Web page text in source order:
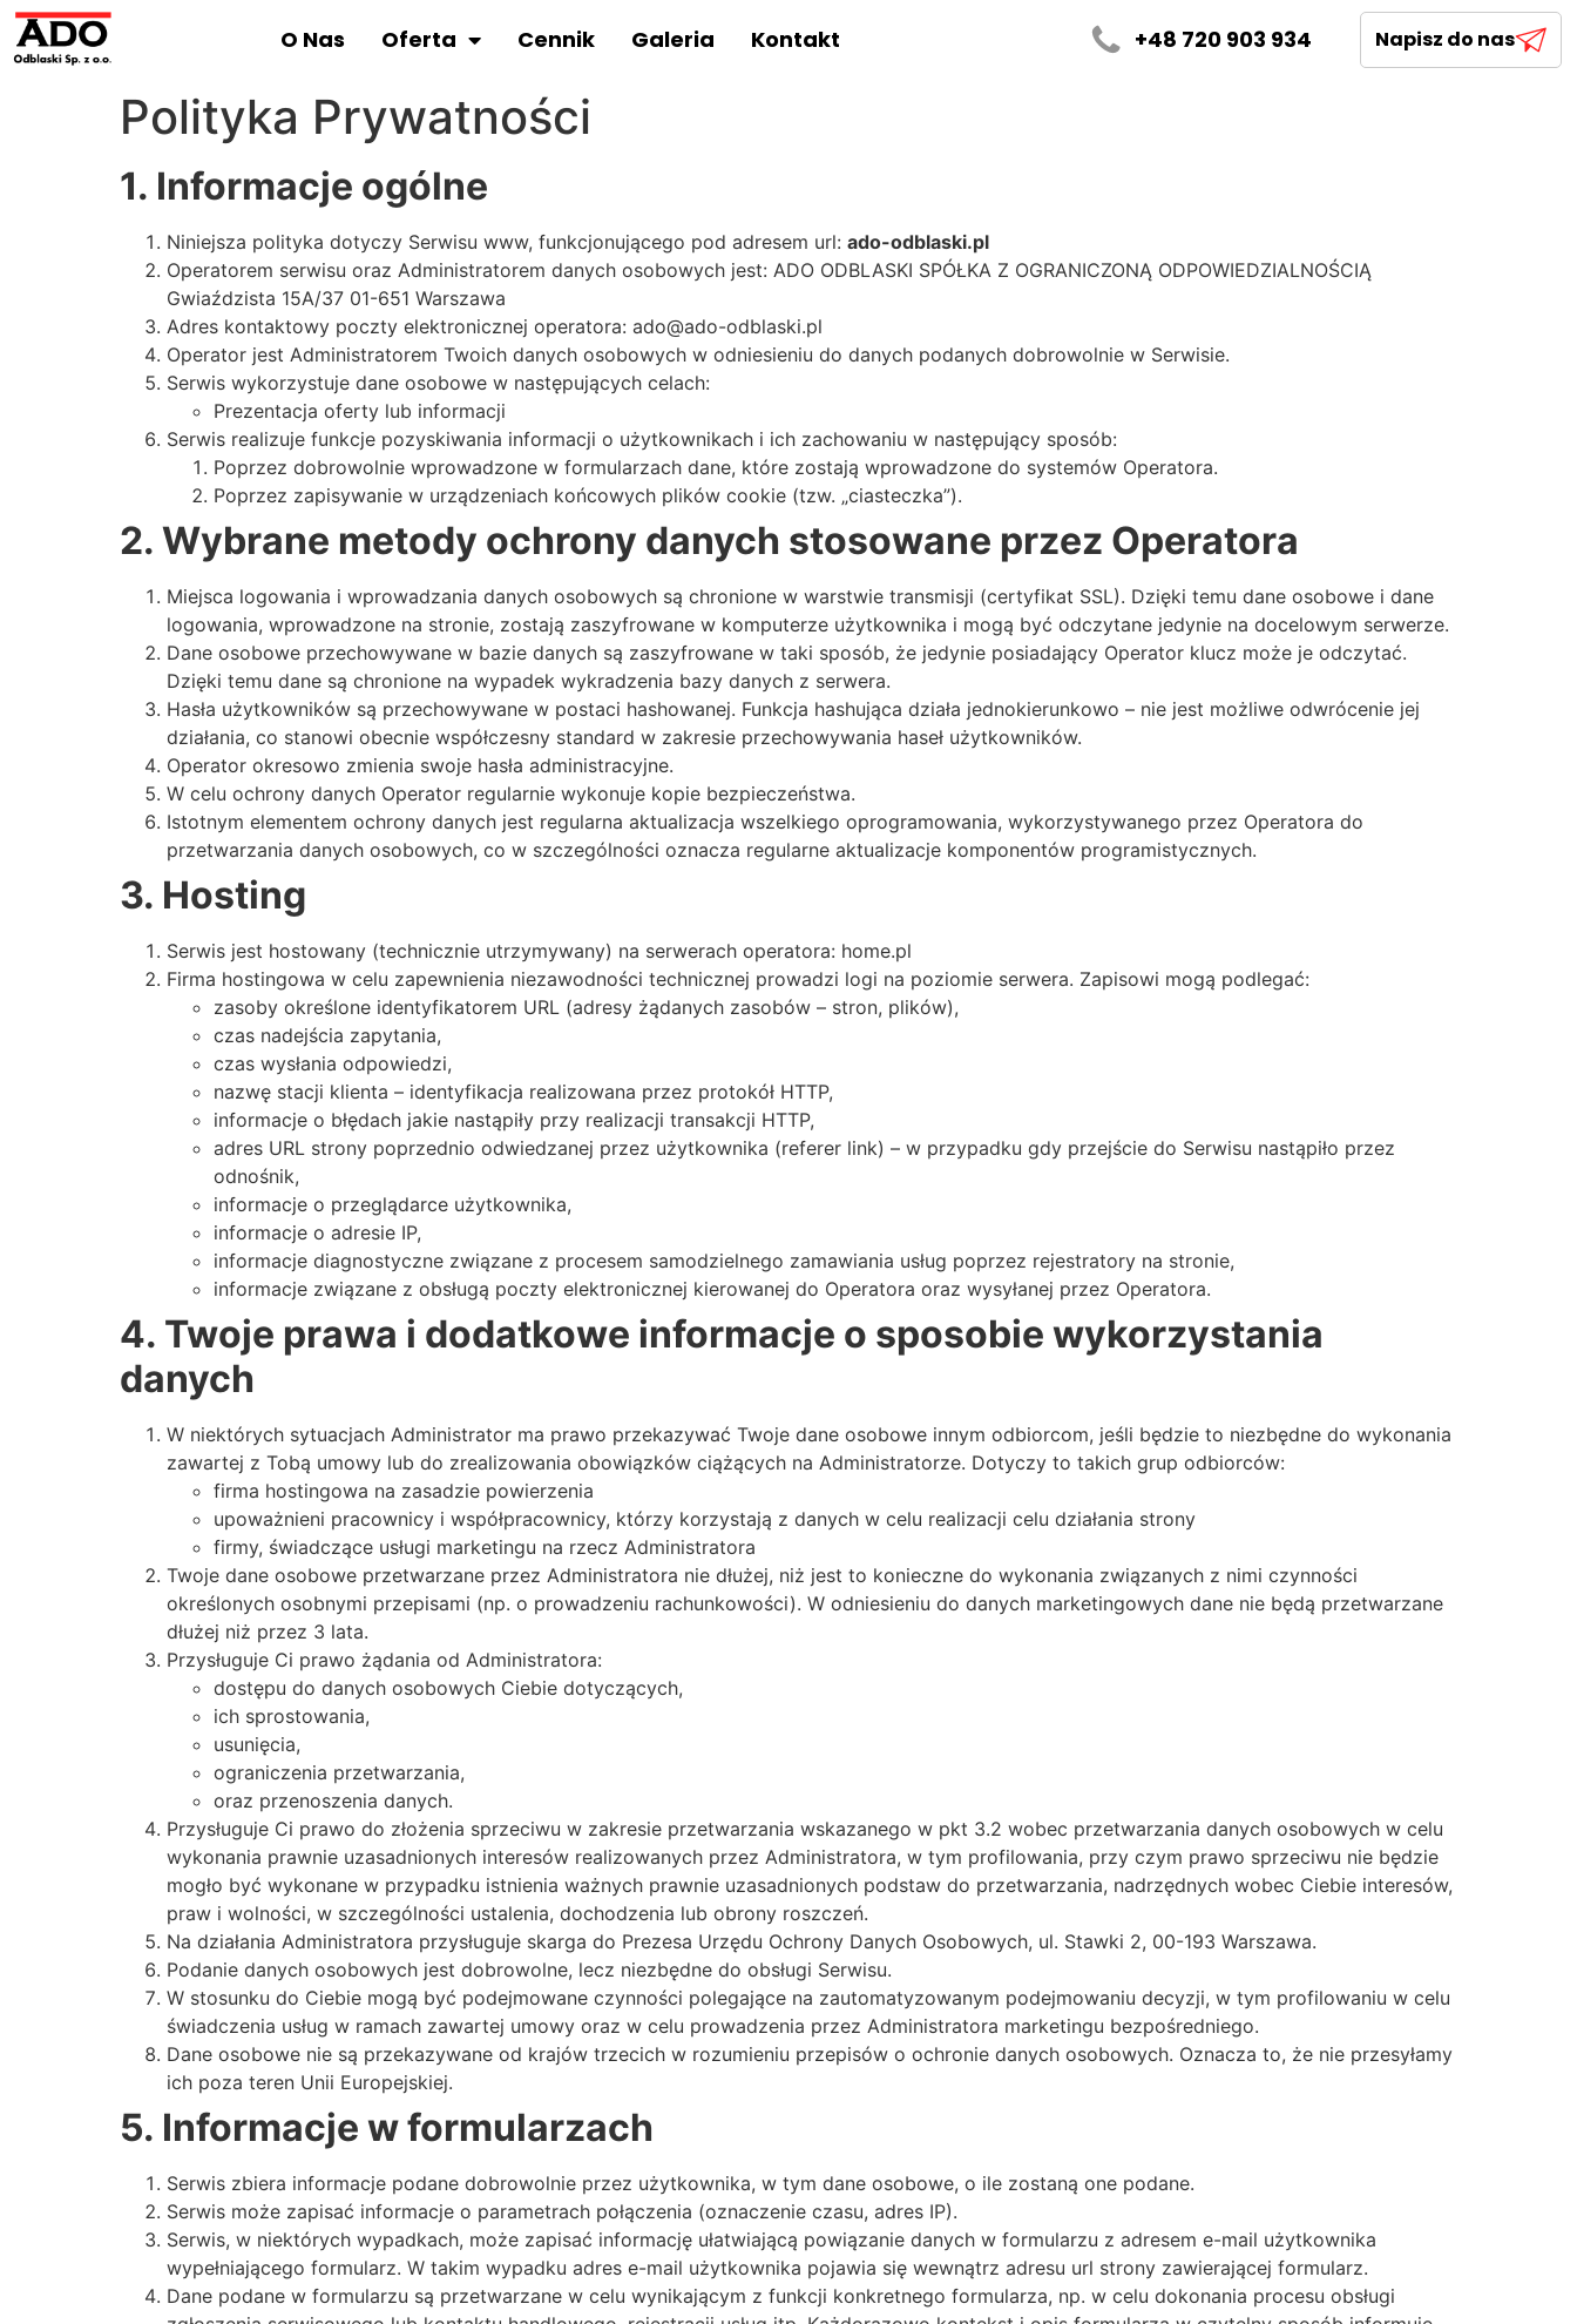
O Nas Oferta Cennik Galeria Kontakt +48 720 903 934 Napisz do nas
Polityka Prywatności
1. Informacje ogólne
Niniejsza polityka dotyczy Serwisu www, funkcjonującego pod adresem url: ado-odblaski.pl
Operatorem serwisu oraz Administratorem danych osobowych jest: ADO ODBLASKI SPÓŁKA Z OGRANICZONĄ ODPOWIEDZIALNOŚCIĄ
Gwiaździsta 15A/37 01-651 Warszawa
Adres kontaktowy poczty elektronicznej operatora: ado@ado-odblaski.pl
Operator jest Administratorem Twoich danych osobowych w odniesieniu do danych podanych dobrowolnie w Serwisie.
Serwis wykorzystuje dane osobowe w następujących celach:
Prezentacja oferty lub informacji
Serwis realizuje funkcje pozyskiwania informacji o użytkownikach i ich zachowaniu w następujący sposób:
Poprzez dobrowolnie wprowadzone w formularzach dane, które zostają wprowadzone do systemów Operatora.
Poprzez zapisywanie w urządzeniach końcowych plików cookie (tzw. „ciasteczka”).
2. Wybrane metody ochrony danych stosowane przez Operatora
Miejsca logowania i wprowadzania danych osobowych są chronione w warstwie transmisji (certyfikat SSL). Dzięki temu dane osobowe i dane
logowania, wprowadzone na stronie, zostają zaszyfrowane w komputerze użytkownika i mogą być odczytane jedynie na docelowym serwerze.
Dane osobowe przechowywane w bazie danych są zaszyfrowane w taki sposób, że jedynie posiadający Operator klucz może je odczytać.
Dzięki temu dane są chronione na wypadek wykradzenia bazy danych z serwera.
Hasła użytkowników są przechowywane w postaci hashowanej. Funkcja hashująca działa jednokierunkowo – nie jest możliwe odwrócenie jej
działania, co stanowi obecnie współczesny standard w zakresie przechowywania haseł użytkowników.
Operator okresowo zmienia swoje hasła administracyjne.
W celu ochrony danych Operator regularnie wykonuje kopie bezpieczeństwa.
Istotnym elementem ochrony danych jest regularna aktualizacja wszelkiego oprogramowania, wykorzystywanego przez Operatora do
przetwarzania danych osobowych, co w szczególności oznacza regularne aktualizacje komponentów programistycznych.
3. Hosting
Serwis jest hostowany (technicznie utrzymywany) na serwerach operatora: home.pl
Firma hostingowa w celu zapewnienia niezawodności technicznej prowadzi logi na poziomie serwera. Zapisowi mogą podlegać:
zasoby określone identyfikatorem URL (adresy żądanych zasobów – stron, plików),
czas nadejścia zapytania,
czas wysłania odpowiedzi,
nazwę stacji klienta – identyfikacja realizowana przez protokół HTTP,
informacje o błędach jakie nastąpiły przy realizacji transakcji HTTP,
adres URL strony poprzednio odwiedzanej przez użytkownika (referer link) – w przypadku gdy przejście do Serwisu nastąpiło przez
odnośnik,
informacje o przeglądarce użytkownika,
informacje o adresie IP,
informacje diagnostyczne związane z procesem samodzielnego zamawiania usług poprzez rejestratory na stronie,
informacje związane z obsługą poczty elektronicznej kierowanej do Operatora oraz wysyłanej przez Operatora.
4. Twoje prawa i dodatkowe informacje o sposobie wykorzystania
danych
W niektórych sytuacjach Administrator ma prawo przekazywać Twoje dane osobowe innym odbiorcom, jeśli będzie to niezbędne do wykonania
zawartej z Tobą umowy lub do zrealizowania obowiązków ciążących na Administratorze. Dotyczy to takich grup odbiorców:
firma hostingowa na zasadzie powierzenia
upoważnieni pracownicy i współpracownicy, którzy korzystają z danych w celu realizacji celu działania strony
firmy, świadczące usługi marketingu na rzecz Administratora
Twoje dane osobowe przetwarzane przez Administratora nie dłużej, niż jest to konieczne do wykonania związanych z nimi czynności
określonych osobnymi przepisami (np. o prowadzeniu rachunkowości). W odniesieniu do danych marketingowych dane nie będą przetwarzane
dłużej niż przez 3 lata.
Przysługuje Ci prawo żądania od Administratora:
dostępu do danych osobowych Ciebie dotyczących,
ich sprostowania,
usunięcia,
ograniczenia przetwarzania,
oraz przenoszenia danych.
Przysługuje Ci prawo do złożenia sprzeciwu w zakresie przetwarzania wskazanego w pkt 3.2 wobec przetwarzania danych osobowych w celu
wykonania prawnie uzasadnionych interesów realizowanych przez Administratora, w tym profilowania, przy czym prawo sprzeciwu nie będzie
mogło być wykonane w przypadku istnienia ważnych prawnie uzasadnionych podstaw do przetwarzania, nadrzędnych wobec Ciebie interesów,
praw i wolności, w szczególności ustalenia, dochodzenia lub obrony roszczeń.
Na działania Administratora przysługuje skarga do Prezesa Urzędu Ochrony Danych Osobowych, ul. Stawki 2, 00-193 Warszawa.
Podanie danych osobowych jest dobrowolne, lecz niezbędne do obsługi Serwisu.
W stosunku do Ciebie mogą być podejmowane czynności polegające na zautomatyzowanym podejmowaniu decyzji, w tym profilowaniu w celu
świadczenia usług w ramach zawartej umowy oraz w celu prowadzenia przez Administratora marketingu bezpośredniego.
Dane osobowe nie są przekazywane od krajów trzecich w rozumieniu przepisów o ochronie danych osobowych. Oznacza to, że nie przesyłamy
ich poza teren Unii Europejskiej.
5. Informacje w formularzach
Serwis zbiera informacje podane dobrowolnie przez użytkownika, w tym dane osobowe, o ile zostaną one podane.
Serwis może zapisać informacje o parametrach połączenia (oznaczenie czasu, adres IP).
Serwis, w niektórych wypadkach, może zapisać informację ułatwiającą powiązanie danych w formularzu z adresem e-mail użytkownika
wypełniającego formularz. W takim wypadku adres e-mail użytkownika pojawia się wewnątrz adresu url strony zawierającej formularz.
Dane podane w formularzu są przetwarzane w celu wynikającym z funkcji konkretnego formularza, np. w celu dokonania procesu obsługi